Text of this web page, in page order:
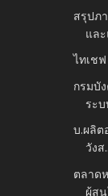
สรุปภ
แล
ไทเช
กรมบั
ระบ
บ.ผลิต
วังส
ตลาด
ผู้สน